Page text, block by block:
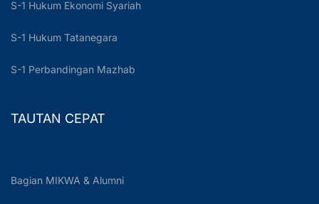
S-1 Hukum Ekonomi Syariah
S-1 Hukum Tatanegara
S-1 Perbandingan Mazhab
TAUTAN CEPAT
Bagian MIKWA & Alumni